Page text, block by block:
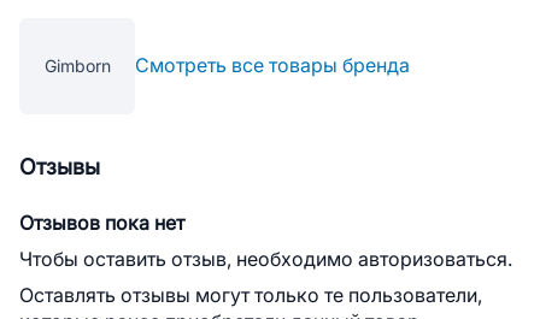
Gimborn Смотреть все товары бренда
Отзывы
Отзывов пока нет
Чтобы оставить отзыв, необходимо авторизоваться.
Оставлять отзывы могут только те пользователи,